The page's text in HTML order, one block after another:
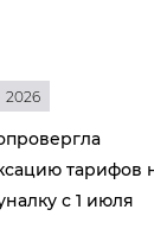
2026
тарифов
с 1 июля